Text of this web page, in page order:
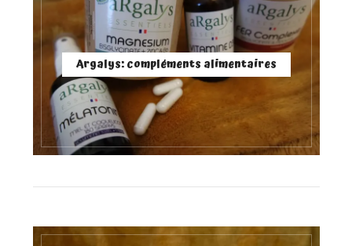
Argalys: compléments alimentaires